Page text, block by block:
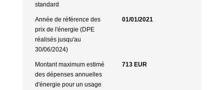
standard
Année de référence des
prix de l'énergie (DPE
réalisés jusqu'au
30/06/2024)
01/01/2021
Montant maximum estimé
des dépenses annuelles
d'énergie pour un usage
713 EUR